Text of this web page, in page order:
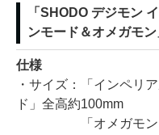
「SHODO デジモン
ンモード＆オメガモン
仕様
・サイズ：「インペリ
ド」全高約100mm
「オメガモン」